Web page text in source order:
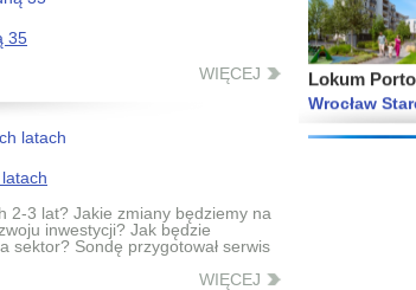
35
WIĘCEJ
2-3 lat? Jakie zmiany będziemy na
inwestycji? Jak będzie
sektor? Sondę przygotował serwis
WIĘCEJ
Lokum Porto
Wrocław